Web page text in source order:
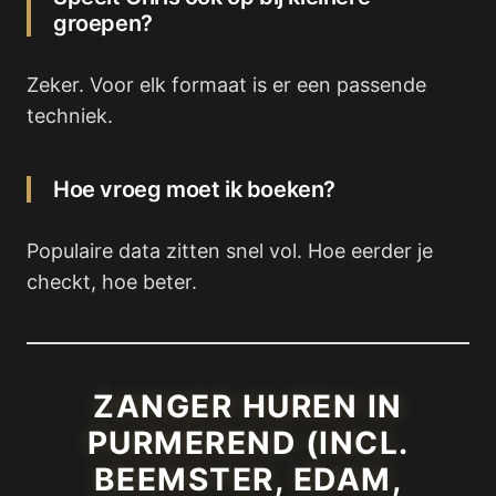
groepen?
Zeker. Voor elk formaat is er een passende
techniek.
Hoe vroeg moet ik boeken?
Populaire data zitten snel vol. Hoe eerder je
checkt, hoe beter.
ZANGER HUREN IN
PURMEREND (INCL.
BEEMSTER, EDAM,